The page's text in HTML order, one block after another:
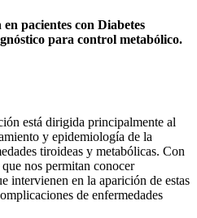
pacientes con Diabetes
para control metabólico.
dirigida principalmente al
y epidemiología de la
tiroideas y metabólicas. Con
nos permitan conocer
intervienen en la aparición de estas
de enfermedades